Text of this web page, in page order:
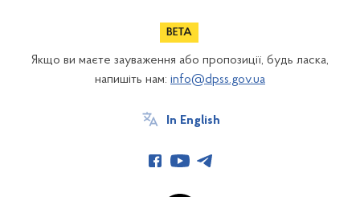
Якщо ви маєте зауваження або пропозиції, будь ласка,
напишіть нам: info@dpss.gov.ua
In English